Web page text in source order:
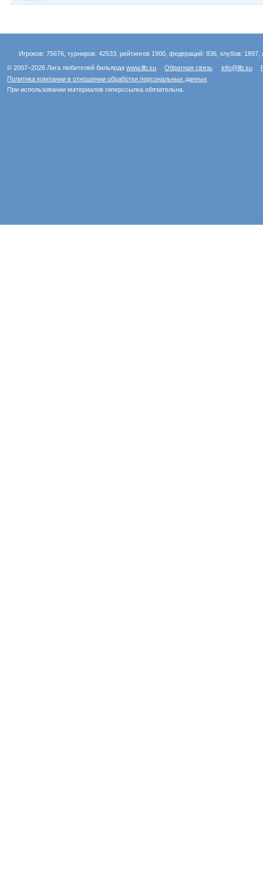
Игроков: 75676, турниров: 42533, рейтингов 1900, федераций: 836, клубов:
© 2007–2026 Лига любителей бильярдаwww.llb.su Обратная связь info@llb.su
Политика компании в отношении обработки персональных данных
При использовании материалов гиперссылка обязательна.